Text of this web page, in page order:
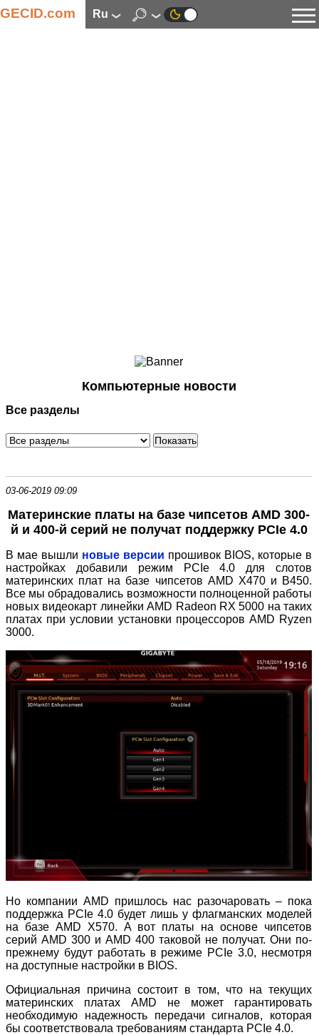
GECID.com ru
Смартфоны
Периферия
Программное обеспечение
Компьютерные новости
Все разделы
03-06-2019 09:09
Материнские платы на базе чипсетов AMD 300-
й и 400-й серий не получат поддержку PCIe 4.0
В мае вышли новые версии прошивок BIOS, которые в
настройках добавили режим PCIe 4.0 для слотов
материнских плат на базе чипсетов AMD X470 и B450.
Все мы обрадовались возможности полноценной работы
новых видеокарт линейки AMD Radeon RX 5000 на таких
платах при условии установки процессоров AMD Ryzen
3000.
Но компании AMD пришлось нас разочаровать – пока
поддержка PCIe 4.0 будет лишь у флагманских моделей
на базе AMD X570. А вот платы на основе чипсетов
серий AMD 300 и AMD 400 таковой не получат. Они по-
прежнему будут работать в режиме PCIe 3.0, несмотря
на доступные настройки в BIOS.
Официальная причина состоит в том, что на текущих
материнских платах AMD не может гарантировать
необходимую надежность передачи сигналов, которая
бы соответствовала требованиям стандарта PCIe 4.0.